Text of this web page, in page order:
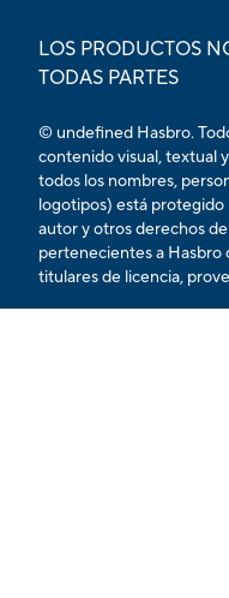
LOS PRODUCTOS
TODAS PARTES
© undefined Hasbro.
contenido visual, textual
todos los nombres,
logotipos) está protegido
autor y otros derechos
pertenecientes a Hasbro
titulares de licencia,